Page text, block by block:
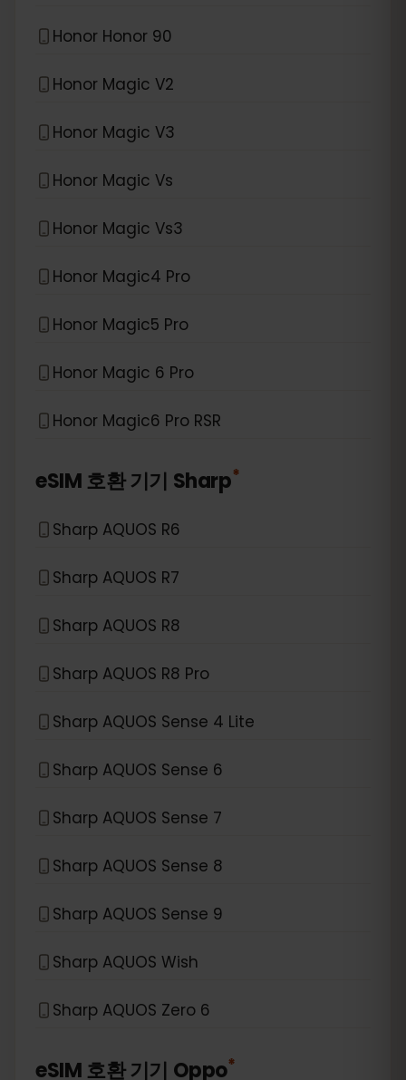
Honor Honor 90
Honor Magic V2
Honor Magic V3
Honor Magic Vs
Honor Magic Vs3
Honor Magic4 Pro
Honor Magic5 Pro
Honor Magic 6 Pro
Honor Magic6 Pro RSR
eSIM 호환 기기 Sharp*
Sharp AQUOS R6
Sharp AQUOS R7
Sharp AQUOS R8
Sharp AQUOS R8 Pro
Sharp AQUOS Sense 4 Lite
Sharp AQUOS Sense 6
Sharp AQUOS Sense 7
Sharp AQUOS Sense 8
Sharp AQUOS Sense 9
Sharp AQUOS Wish
Sharp AQUOS Zero 6
eSIM 호환 기기 Oppo*